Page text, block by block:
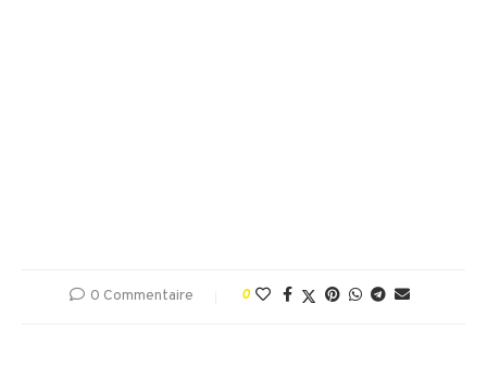
0 Commentaire 0